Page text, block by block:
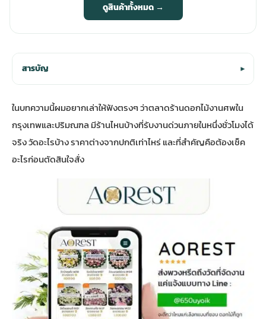
ดูสินค้าทั้งหมด →
สารบัญ ▾
ในบทความนี้ผมอยากเล่าให้ฟังตรงๆ ว่าตลาดร้านดอกไม้งานศพใน
กรุงเทพและปริมณฑล มีร้านไหนบ้างที่รับงานด่วนภายในหนึ่งชั่วโมงได้
จริง วัดอะไรบ้าง ราคาต่างจากปกติเท่าไหร่ และที่สำคัญคือต้องเช็ค
อะไรก่อนตัดสินใจสั่ง